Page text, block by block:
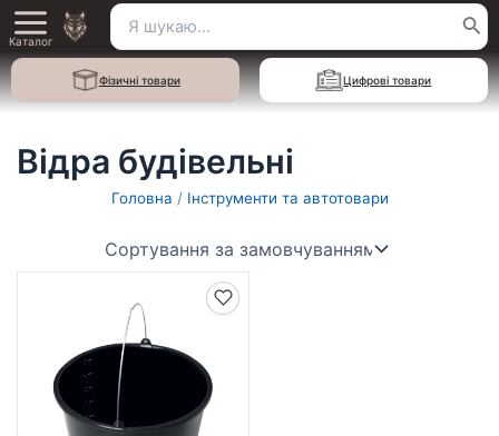
Перейти
до
вмісту
Main
Menu
Каталог
Пошук
для:
Фізичні товари Цифрові товари
Відра будівельні
Головна / Інструменти та автотовари